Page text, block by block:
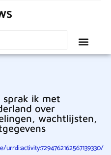
sprak ik met
over
wachtlijsten,